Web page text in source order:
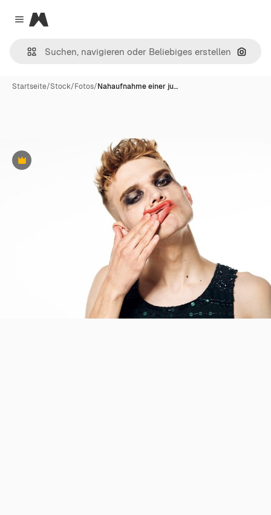
Close menu
Magnific
Nach
Startseite/Stock/Fotos/Nahaufnahme einer ju…
Premium